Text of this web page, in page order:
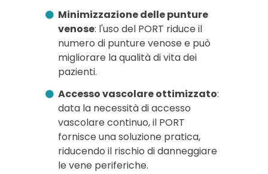
Minimizzazione delle punture
venose: l'uso del PORT riduce il
numero di punture venose e può
migliorare la qualità di vita dei
pazienti.
Accesso vascolare ottimizzato:
data la necessità di accesso
vascolare continuo, il PORT
fornisce una soluzione pratica,
riducendo il rischio di danneggiare
le vene periferiche.